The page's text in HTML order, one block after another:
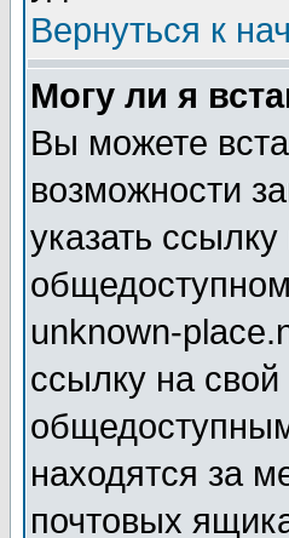
Вернуться к
Могу ли я
Вы можете
возможности
указать
unknown-
ссылку на
находятся за
почтовых